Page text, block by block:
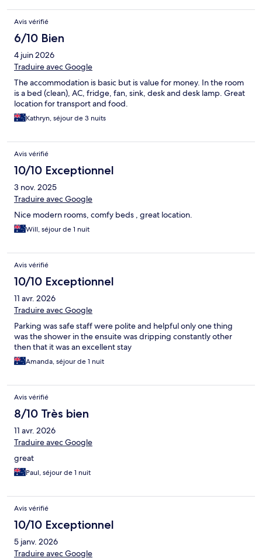
Avis vérifié
6/10 Bien
4 juin 2026
Traduire avec Google
The accommodation is basic but is value for money. In the room
is a bed (clean), AC, fridge, fan, sink, desk and desk lamp. Great
location for transport and food.
Kathryn, séjour de 3 nuits
Avis vérifié
10/10 Exceptionnel
3 nov. 2025
Traduire avec Google
Nice modern rooms, comfy beds , great location.
Will, séjour de 1 nuit
Avis vérifié
10/10 Exceptionnel
11 avr. 2026
Traduire avec Google
Parking was safe staff were polite and helpful only one thing
was the shower in the ensuite was dripping constantly other
then that it was an excellent stay
Amanda, séjour de 1 nuit
Avis vérifié
8/10 Très bien
11 avr. 2026
Traduire avec Google
great
Paul, séjour de 1 nuit
Avis vérifié
10/10 Exceptionnel
5 janv. 2026
Traduire avec Google